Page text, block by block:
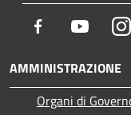
Facebook Youtube
AMMINISTRAZIONE
Organi di